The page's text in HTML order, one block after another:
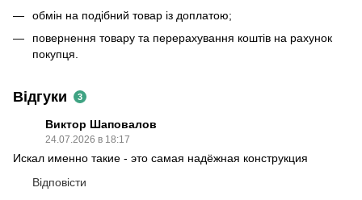
обмін на подібний товар із доплатою;
повернення товару та перерахування коштів на рахунок
покупця.
Відгуки 3
Виктор Шаповалов
24.07.2026 в 18:17
Искал именно такие - это самая надёжная конструкция
Відповісти